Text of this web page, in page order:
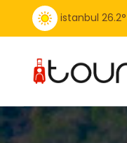
istanbul 26.2°